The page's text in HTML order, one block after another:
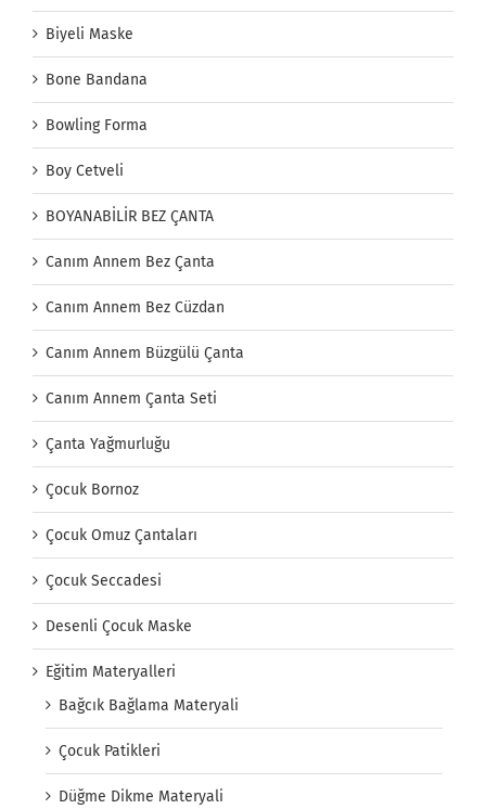
Biyeli Maske
Bone Bandana
Bowling Forma
Boy Cetveli
BOYANABİLİR BEZ ÇANTA
Canım Annem Bez Çanta
Canım Annem Bez Cüzdan
Canım Annem Büzgülü Çanta
Canım Annem Çanta Seti
Çanta Yağmurluğu
Çocuk Bornoz
Çocuk Omuz Çantaları
Çocuk Seccadesi
Desenli Çocuk Maske
Eğitim Materyalleri
Bağcık Bağlama Materyali
Çocuk Patikleri
Düğme Dikme Materyali